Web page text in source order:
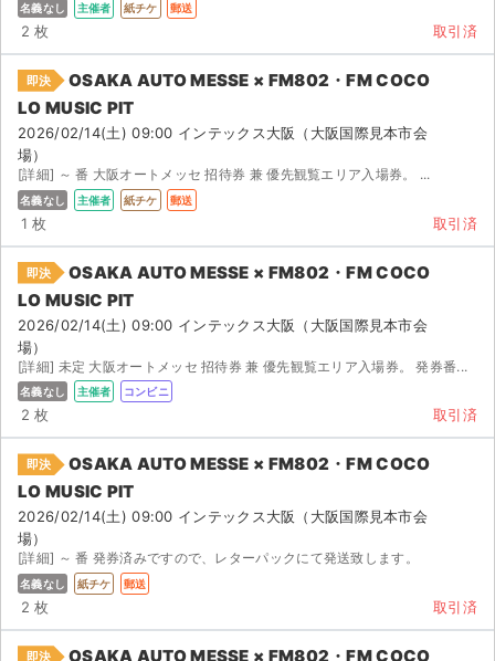
名義なし 主催者 紙チケ 郵送
2 枚 取引済
即決
OSAKA AUTO MESSE × FM802・FM COCO
LO MUSIC PIT
2026/02/14(土) 09:00 インテックス大阪（大阪国際見本市会
場）
[詳細] ～ 番 大阪オートメッセ 招待券 兼 優先観覧エリア入場券。 ...
名義なし 主催者 紙チケ 郵送
1 枚 取引済
即決
OSAKA AUTO MESSE × FM802・FM COCO
LO MUSIC PIT
2026/02/14(土) 09:00 インテックス大阪（大阪国際見本市会
場）
[詳細] 未定 大阪オートメッセ 招待券 兼 優先観覧エリア入場券。 発券番...
名義なし 主催者 コンビニ
2 枚 取引済
即決
OSAKA AUTO MESSE × FM802・FM COCO
LO MUSIC PIT
2026/02/14(土) 09:00 インテックス大阪（大阪国際見本市会
場）
[詳細] ～ 番 発券済みですので、レターパックにて発送致します。
名義なし 紙チケ 郵送
2 枚 取引済
即決 OSAKA AUTO MESSE × FM802・FM COCO